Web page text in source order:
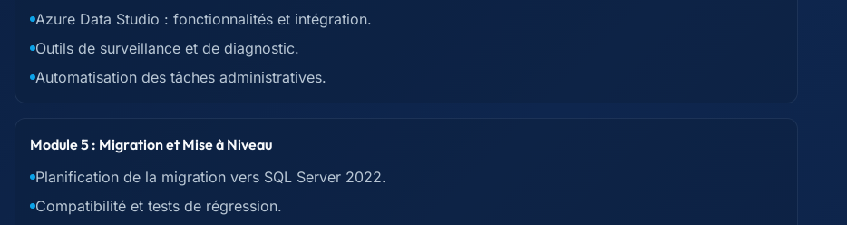
Azure Data Studio : fonctionnalités et intégration.
Outils de surveillance et de diagnostic.
Automatisation des tâches administratives.
Module 5 : Migration et Mise à Niveau
Planification de la migration vers SQL Server 2022.
Compatibilité et tests de régression.